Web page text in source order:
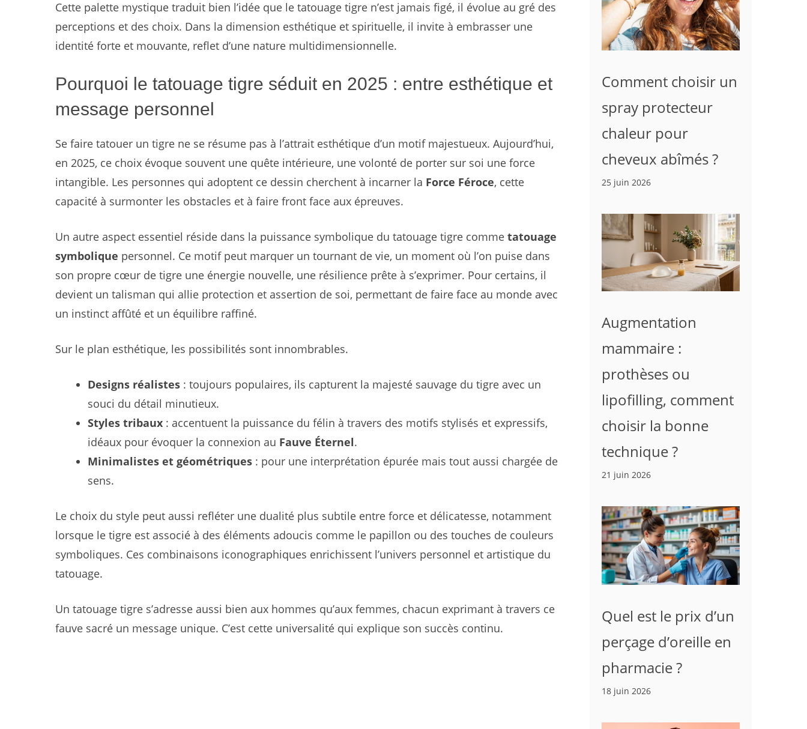
Cette palette mystique traduit bien l’idée que le tatouage tigre n’est jamais figé, il évolue au gré des
perceptions et des choix. Dans la dimension esthétique et spirituelle, il invite à embrasser une
identité forte et mouvante, reflet d’une nature multidimensionnelle.
Pourquoi le tatouage tigre séduit en 2025 : entre esthétique et
message personnel
Se faire tatouer un tigre ne se résume pas à l’attrait esthétique d’un motif majestueux. Aujourd’hui,
en 2025, ce choix évoque souvent une quête intérieure, une volonté de porter sur soi une force
intangible. Les personnes qui adoptent ce dessin cherchent à incarner la Force Féroce, cette
capacité à surmonter les obstacles et à faire front face aux épreuves.
Un autre aspect essentiel réside dans la puissance symbolique du tatouage tigre comme tatouage
symbolique personnel. Ce motif peut marquer un tournant de vie, un moment où l’on puise dans
son propre cœur de tigre une énergie nouvelle, une résilience prête à s’exprimer. Pour certains, il
devient un talisman qui allie protection et assertion de soi, permettant de faire face au monde avec
un instinct affûté et un équilibre raffiné.
Sur le plan esthétique, les possibilités sont innombrables.
Designs réalistes : toujours populaires, ils capturent la majesté sauvage du tigre avec un
souci du détail minutieux.
Styles tribaux : accentuent la puissance du félin à travers des motifs stylisés et expressifs,
idéaux pour évoquer la connexion au Fauve Éternel.
Minimalistes et géométriques : pour une interprétation épurée mais tout aussi chargée de
sens.
Le choix du style peut aussi refléter une dualité plus subtile entre force et délicatesse, notamment
lorsque le tigre est associé à des éléments adoucis comme le papillon ou des touches de couleurs
symboliques. Ces combinaisons iconographiques enrichissent l’univers personnel et artistique du
tatouage.
Un tatouage tigre s’adresse aussi bien aux hommes qu’aux femmes, chacun exprimant à travers ce
fauve sacré un message unique. C’est cette universalité qui explique son succès continu.
Comment choisir un
spray protecteur
chaleur pour
cheveux abîmés ?
25 juin 2026
Augmentation
mammaire :
prothèses ou
lipofilling, comment
choisir la bonne
technique ?
21 juin 2026
Quel est le prix d’un
perçage d’oreille en
pharmacie ?
18 juin 2026